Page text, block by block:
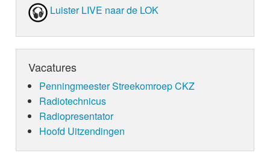
Luister LIVE naar de LOK
Vacatures
Penningmeester Streekomroep CKZ
Radiotechnicus
Radiopresentator
Hoofd Uitzendingen